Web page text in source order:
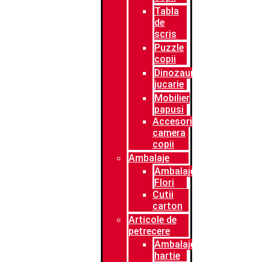
Tabla
de
scris
Puzzle
copii
Dinozaur
jucarie
Mobilier
papusi
Accesorii
camera
copii
Ambalaje
Ambalaje
Flori
Cutii
carton
Articole de
petrecere
Ambalaje
hartie